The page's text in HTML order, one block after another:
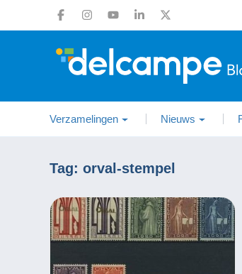
Verzamelingen Nieuws
Tag: orval-stempel